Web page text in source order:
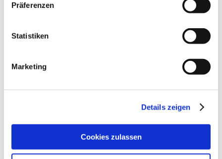
Präferenzen
Statistiken
Marketing
Details zeigen
Cookies zulassen
Synova2 2023-03-
28T08:57:54+02:00